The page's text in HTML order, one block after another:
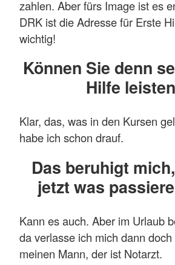
zahlen. Aber fürs Image ist es
DRK ist die Adresse für Erste
wichtig!
Können Sie denn
Hilfe
Klar, das, was in den Kursen
habe ich schon drauf.
Das beruhigt
jetzt was
Kann es auch. Aber im Urlaub
da verlasse ich mich dann
meinen Mann, der ist Notarzt.